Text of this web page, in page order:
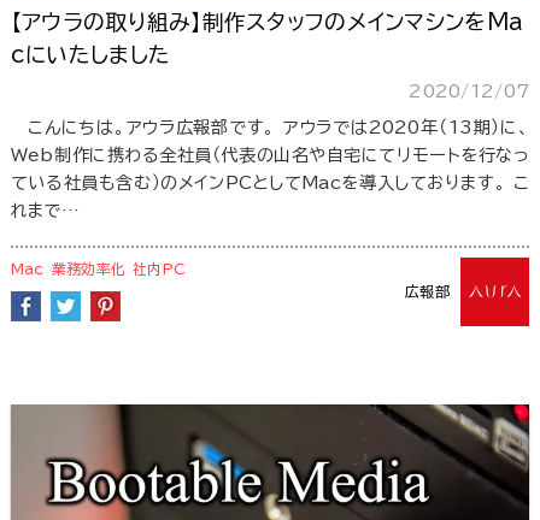
【アウラの取り組み】制作スタッフのメインマシンをMa
cにいたしました
2020/12/07
こんにちは。アウラ広報部です。 アウラでは2020年（13期）に、
Web制作に携わる全社員（代表の山名や自宅にてリモートを行なっ
ている社員も含む）のメインPCとしてMacを導入しております。 こ
れまで…
広報部
Mac 業務効率化 社内PC